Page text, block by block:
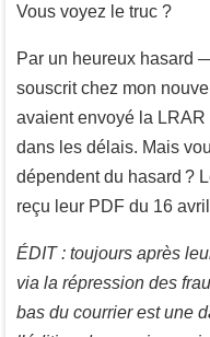
Vous voyez le truc ?
Par un heureux hasard
souscrit chez mon
avaient envoyé la LRAR
dans les délais. Mais
dépendent du hasard ?
reçu leur PDF du 16
ÉDIT : toujours après
via la répression des
bas du courrier est une